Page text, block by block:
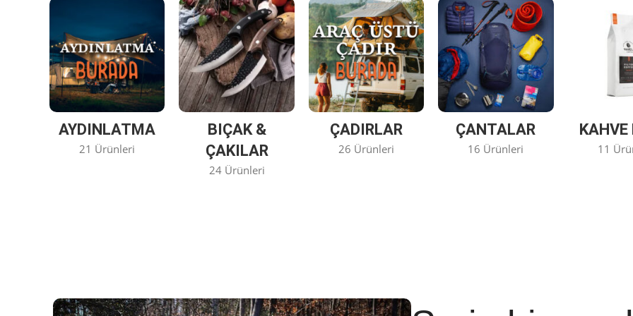
AYDINLATMA
21 Ürünleri
BIÇAK &
ÇAKILAR
24 Ürünleri
ÇADIRLAR
26 Ürünleri
ÇANTALAR
16 Ürünleri
KAHVE
11